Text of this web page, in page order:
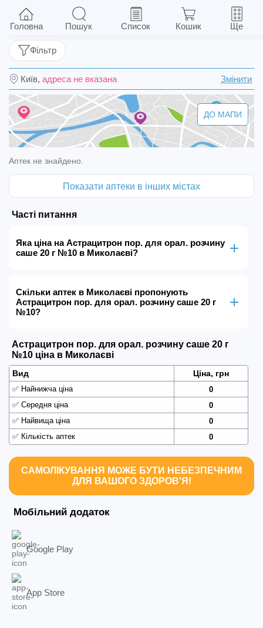
Астрацитрон пор. для орал. розчину саше 20 г
№10
Київ, адреса не вказана Змінити
Фільтр
ДО МАПИ
Аптек не знайдено.
Показати аптеки в інших містах
Часті питання
Яка ціна на Астрацитрон пор. для орал. розчину
саше 20 г №10 в Миколаєві?
Скільки аптек в Миколаєві пропонують
Астрацитрон пор. для орал. розчину саше 20 г
№10?
Астрацитрон пор. для орал. розчину саше 20 г
№10 ціна в Миколаєві
Вид Ціна, грн
✅ Найнижча ціна
0
✅ Середня ціна
0
✅ Найвища ціна
0
✅ Кількість аптек 0
САМОЛІКУВАННЯ МОЖЕ БУТИ НЕБЕЗПЕЧНИМ
ДЛЯ ВАШОГО ЗДОРОВ'Я!
Мобільний додаток
Google Play
App Store
Головна Пошук Список Кошик Ще